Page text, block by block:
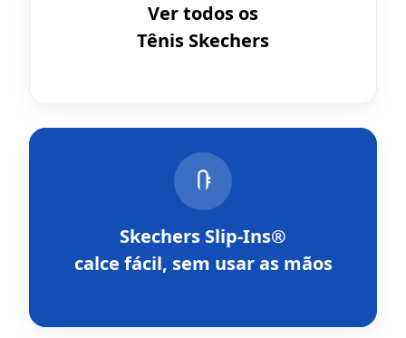
Ver todos os
Tênis Skechers
Skechers Slip-Ins®
calce fácil, sem usar as mãos